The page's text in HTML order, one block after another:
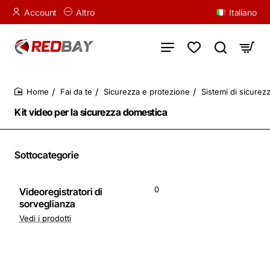
Account Altro Italiano
Kit video per la sicurezza domestica
Fai da te Sicurezza e protezione Sistemi di
Sottocategorie
Videoregistratori di
sorveglianza
0
Vedi i prodotti